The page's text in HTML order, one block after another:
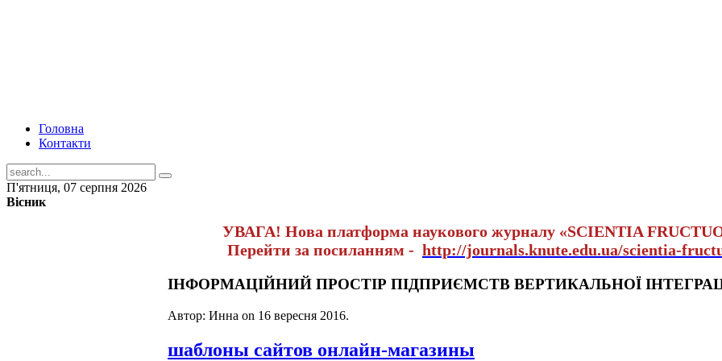
Головна
Контакти
П'ятниця, 07 серпня 2026
Вісник
УВАГА! Нова платформа наукового журналу «SCIENTIA
Перейти за посиланням - http://journals.knute.edu.ua/scientia-
ІНФОРМАЦІЙНИЙ ПРОСТІР ПІДПРИЄМСТВ ВЕРТИКАЛЬНОЇ
Автор: Инна on 16 вересня 2016.
шаблоны сайтов онлайн-магазины